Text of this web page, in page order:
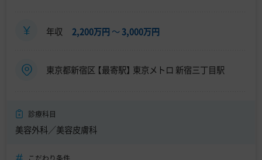
年収 2,200万円 〜3,000万円
東京都新宿区 【最寄駅】 東京メトロ 新宿三丁目駅
診療科目
美容外科／美容皮膚科